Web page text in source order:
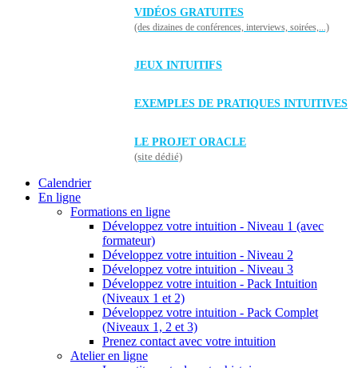
VIDÉOS GRATUITES
(des dizaines de conférences, interviews, soirées,...)
JEUX INTUITIFS
EXEMPLES DE PRATIQUES INTUITIVES
LE PROJET ORACLE
(site dédié)
Calendrier
En ligne
Formations en ligne
Développez votre intuition - Niveau 1 (avec
formateur)
Développez votre intuition - Niveau 2
Développez votre intuition - Niveau 3
Développez votre intuition - Pack Intuition
(Niveaux 1 et 2)
Développez votre intuition - Pack Complet
(Niveaux 1, 2 et 3)
Prenez contact avec votre intuition
Atelier en ligne